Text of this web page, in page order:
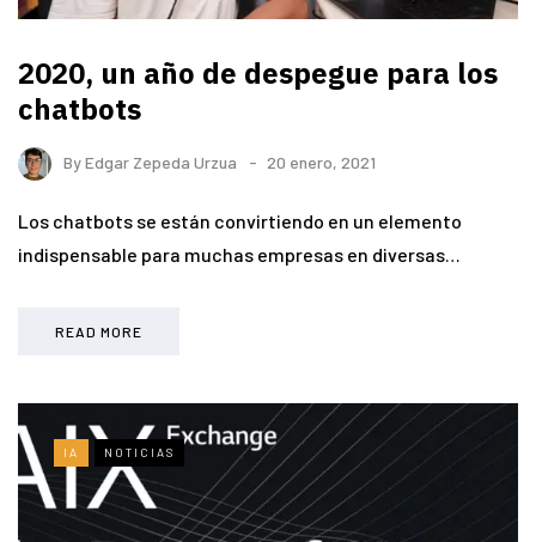
2020, un año de despegue para los
chatbots
ByEdgar Zepeda Urzua 20 enero, 2021
Los chatbots se están convirtiendo en un elemento
indispensable para muchas empresas en diversas…
READ MORE
IA NOTICIAS